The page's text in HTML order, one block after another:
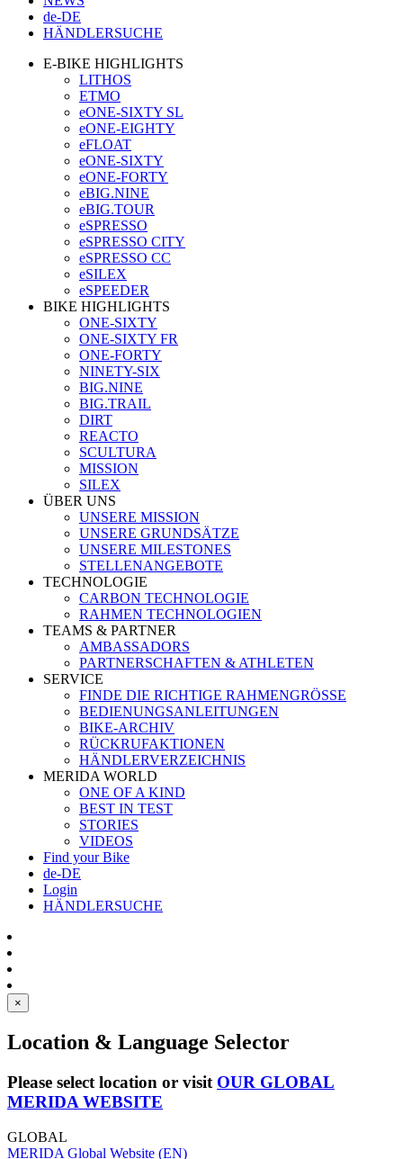
de-DE
HÄNDLERSUCHE
E-BIKE HIGHLIGHTS
LITHOS
ETMO
eONE-SIXTY SL
eONE-EIGHTY
eFLOAT
eONE-SIXTY
eONE-FORTY
eBIG.NINE
eBIG.TOUR
eSPRESSO
eSPRESSO CITY
eSPRESSO CC
eSILEX
eSPEEDER
BIKE HIGHLIGHTS
ONE-SIXTY
ONE-SIXTY FR
ONE-FORTY
NINETY-SIX
BIG.NINE
BIG.TRAIL
DIRT
REACTO
SCULTURA
MISSION
SILEX
ÜBER UNS
UNSERE MISSION
UNSERE GRUNDSÄTZE
UNSERE MILESTONES
STELLENANGEBOTE
TECHNOLOGIE
CARBON TECHNOLOGIE
RAHMEN TECHNOLOGIEN
TEAMS & PARTNER
AMBASSADORS
PARTNERSCHAFTEN & ATHLETEN
SERVICE
FINDE DIE RICHTIGE RAHMENGRÖSSE
BEDIENUNGSANLEITUNGEN
BIKE-ARCHIV
RÜCKRUFAKTIONEN
HÄNDLERVERZEICHNIS
MERIDA WORLD
ONE OF A KIND
BEST IN TEST
STORIES
VIDEOS
Find your Bike
de-DE
Login
HÄNDLERSUCHE
×
Location & Language Selector
Please select location or visit OUR GLOBAL
MERIDA WEBSITE
GLOBAL
MERIDA Global Website (EN)